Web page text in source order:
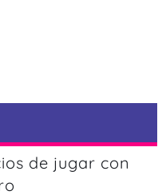
de jugar con